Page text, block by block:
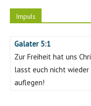
Impuls
Galater 5:1
Zur Freiheit hat uns
lasst euch nicht
auflegen!